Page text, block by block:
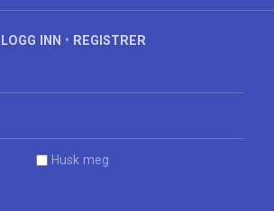
LOGG INN • REGISTRER
Husk meg